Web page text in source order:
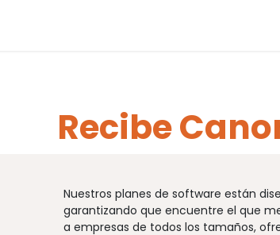
Recibe
Nuestros planes de software están
garantizando que encuentre el que
a empresas de todos los tamaños,